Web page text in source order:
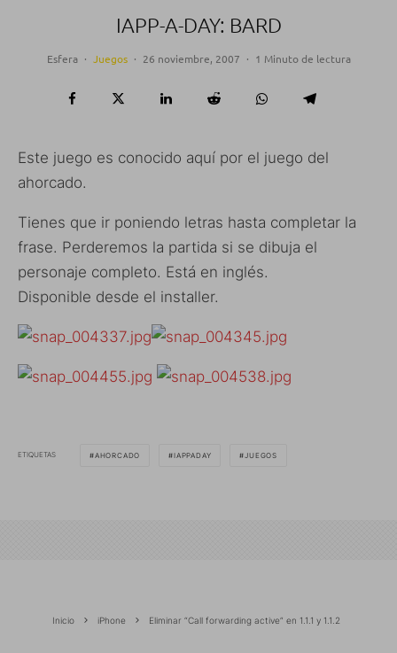
IAPP-A-DAY: BARD
Esfera · Juegos · 26 noviembre, 2007 · 1 Minuto de lectura
Este juego es conocido aquí por el juego del
ahorcado.
Tienes que ir poniendo letras hasta completar la
frase. Perderemos la partida si se dibuja el
personaje completo. Está en inglés.
Disponible desde el installer.
ETIQUETAS AHORCADO IAPPADAY JUEGOS
Inicio iPhone Eliminar “Call forwarding active” en 1.1.1 y 1.1.2